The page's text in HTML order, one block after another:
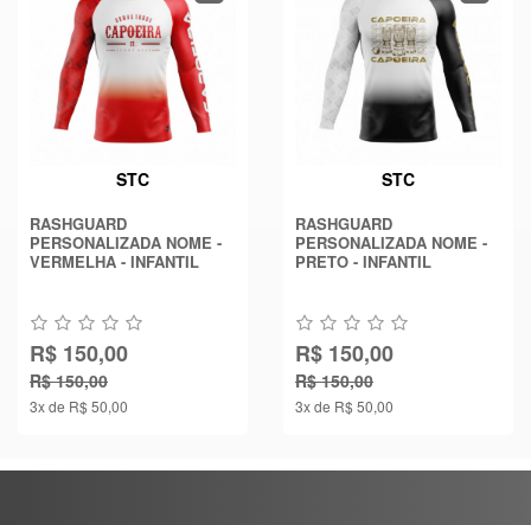
STC
RASHGUARD
PERSONALIZADA NOME -
VERMELHA - INFANTIL
R$ 150,00
R$ 150,00
3x de R$ 50,00
STC
RASHGUARD
PERSONALIZADA NOME -
PRETO - INFANTIL
R$ 150,00
R$ 150,00
3x de R$ 50,00